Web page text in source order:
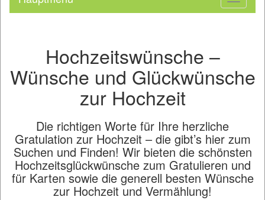
Hochzeitswünsche –
Wünsche und Glückwünsche
zur Hochzeit
Die richtigen Worte für Ihre herzliche
Gratulation zur Hochzeit – die gibt’s hier zum
Suchen und Finden! Wir bieten die schönsten
Hochzeitsglückwünsche zum Gratulieren und
für Karten sowie die generell besten Wünsche
zur Hochzeit und Vermählung!